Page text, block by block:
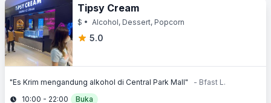
Tipsy Cream
$ • Alcohol, Dessert, Popcorn
5.0
"Es Krim mengandung alkohol di Central Park Mall"
- Bfast L.
10:00 - 22:00
Buka